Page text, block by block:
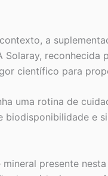
a
reconhecida
científico para
uma rotina de
e
presente